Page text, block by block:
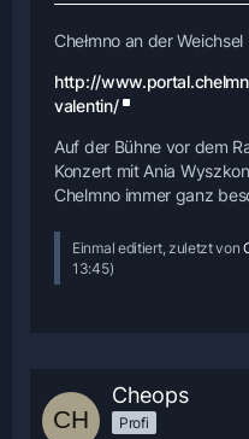
Chełmno an der
http://
valentin/
Auf der Bühne vor dem
Konzert mit Ania
Chelmno immer ganz
Einmal editiert, zuletzt von
13:45)
Cheops
Profi